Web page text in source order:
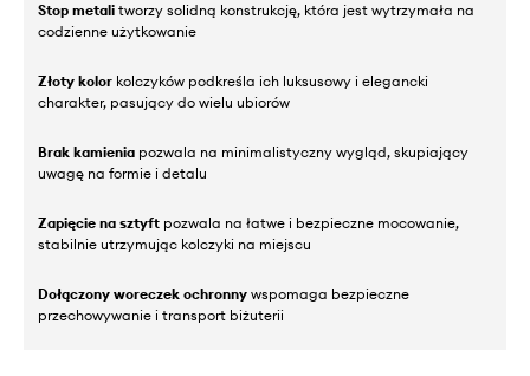
Stop metali tworzy solidną konstrukcję, która jest wytrzymała na
codzienne użytkowanie
Złoty kolor kolczyków podkreśla ich luksusowy i elegancki
charakter, pasujący do wielu ubiorów
Brak kamienia pozwala na minimalistyczny wygląd, skupiający
uwagę na formie i detalu
Zapięcie na sztyft pozwala na łatwe i bezpieczne mocowanie,
stabilnie utrzymując kolczyki na miejscu
Dołączony woreczek ochronny wspomaga bezpieczne
przechowywanie i transport biżuterii